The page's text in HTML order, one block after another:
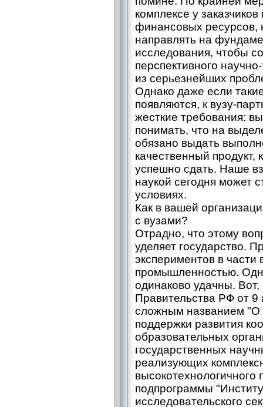
комплексе у
финансовых ресурсов,
направлять на
исследования, чтобы
перспективного
из серьезнейших
Однако даже если
появляются, к вузу-
жесткие требования:
понимать, что на
обязано выдать
качественный
успешно сдать. Наше
наукой сегодня может
условиях.
Как в вашей
с вузами?
Отрадно, что этому
уделяет государство.
экспериментов в
промышленностью.
одинаково удачны.
Правительства РФ от
сложным названием "О
поддержки развития
образовательных
государственных
реализующих
высокотехнологичного
подпрограммы
исследовательского